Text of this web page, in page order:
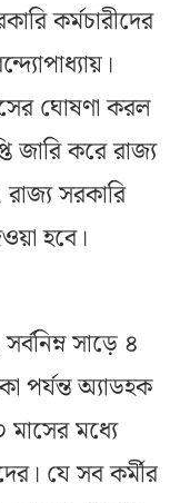
কর্মচারীদের
ঘোষণা করল
জারি করে রাজ্য
সরকারি
হবে।
সাড়ে ৪
পর্যন্ত অ্যাডহক
মধ্যে
যে সব কর্মীর